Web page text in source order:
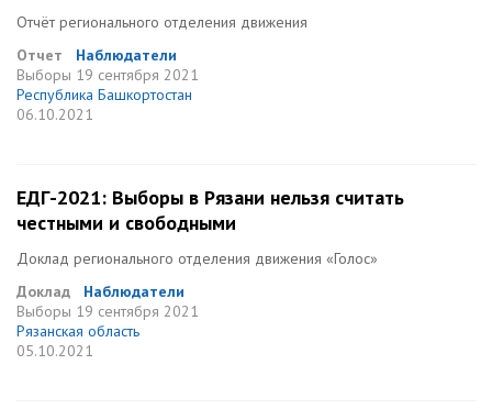
Отчёт регионального отделения движения
Отчет
Наблюдатели
Выборы 19 сентября 2021
Республика Башкортостан
06.10.2021
ЕДГ-2021: Выборы в Рязани нельзя считать
честными и свободными
Доклад регионального отделения движения «Голос»
Доклад
Наблюдатели
Выборы 19 сентября 2021
Рязанская область
05.10.2021